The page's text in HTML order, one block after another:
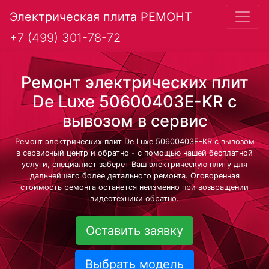
Электрическая плита РЕМОНТ
+7 (499) 301-78-72
Ремонт электрических плит
De Luxe 50600403E-KR с
вывозом в сервис
Ремонт электрических плит De Luxe 50600403E-KR с вывозом
в сервисный центр и обратно - с помощью нашей бесплатной
услуги, специалист заберет Ваш электрическую плиту для
дальнейшего более детального ремонта. Оговоренная
стоимость ремонта останется неизменно при возвращении
видеотехники обратно.
Оставить заявку
Выбрать модель